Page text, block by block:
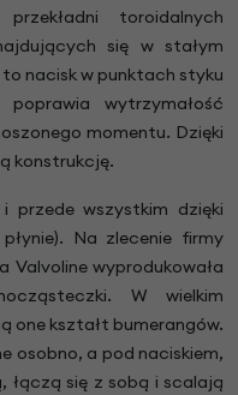
toroidalnych
się w stałym
nacisk w punktach styku
wytrzymałość
momentu. Dzięki
konstrukcję.
przede wszystkim dzięki
Na zlecenie firmy
Valvoline wyprodukowała
W wielkim
one kształt bumerangów.
osobno, a pod naciskiem,
łączą się z sobą i scalają